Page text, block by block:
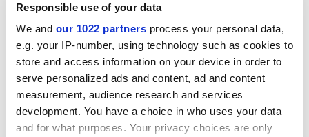
Responsible use of your data
We and our 1022 partners process your personal data,
e.g. your IP-number, using technology such as cookies to
store and access information on your device in order to
serve personalized ads and content, ad and content
measurement, audience research and services
development. You have a choice in who uses your data
and for what purposes. Your privacy choices are only
Gres porcellanato effetto cemento. Lo
standard mai scontato